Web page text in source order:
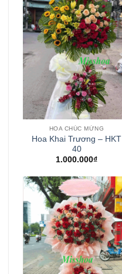
HOA CHÚC MỪNG
Hoa Khai Trương – HKT
40
1.000.000₫